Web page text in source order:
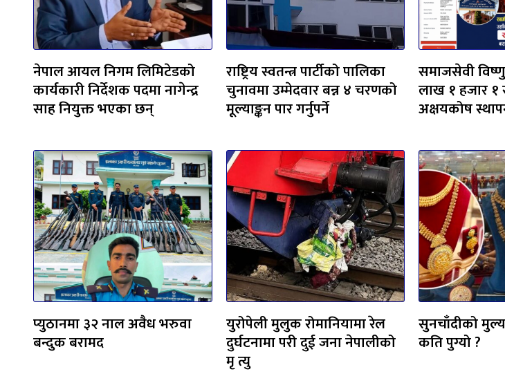
नेपाल आयल निगम लिमिटेडको
कार्यकारी निर्देशक पदमा नागेन्द्र
साह नियुक्त भएका छन्
राष्ट्रिय स्वतन्त्र पार्टीको पालिका
चुनावमा उम्मेदवार बन्न ४ चरणको
मूल्याङ्कन पार गर्नुपर्ने
समाजसेवी
लाख १ हजार १
अक्षयकोष
प्युठानमा ३२ नाल अवैध भरुवा
बन्दुक बरामद
युरोपेली मुलुक रोमानियामा रेल
दुर्घटनामा परी दुई जना नेपालीको
मृ त्यु
सुनचाँदीको
कति पुग्यो ?